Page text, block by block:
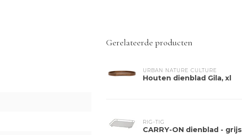
Gerelateerde producten
URBAN NATURE CULTURE
Houten dienblad Gila, xl
RIG-TIG
CARRY-ON dienblad - grijs